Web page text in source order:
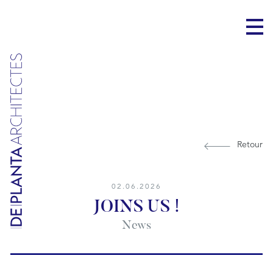
Retour
02.06.2026
JOINS US !
News